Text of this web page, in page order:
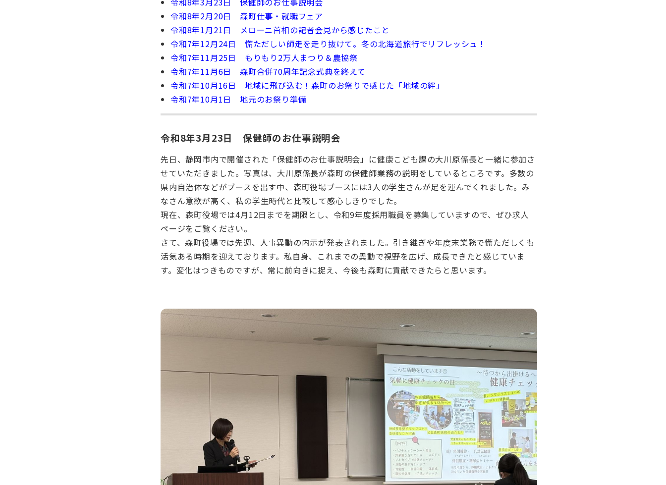
令和8年2月20日 森町仕事・就職フェア
令和8年1月21日 メローニ首相の記者会見から感じたこと
令和7年12月24日 慌ただしい師走を走り抜けて。冬の北海道旅行でリフレッシュ！
令和7年11月25日 もりもり2万人まつり＆農協祭
令和7年11月6日 森町合併70周年記念式典を終えて
令和7年10月16日 地域に飛び込む！森町のお祭りで感じた「地域の絆」
令和7年10月1日 地元のお祭り準備
令和8年3月23日 保健師のお仕事説明会
先日、静岡市内で開催された「保健師のお仕事説明会」に健康こども課の大川原係長と一緒に参加さ
せていただきました。写真は、大川原係長が森町の保健師業務の説明をしているところです。多数の
県内自治体などがブースを出す中、森町役場ブースには3人の学生さんが足を運んでくれました。み
なさん意欲が高く、私の学生時代と比較して感心しきりでした。
現在、森町役場では4月12日までを期限とし、令和9年度採用職員を募集していますので、ぜひ求人
ページをご覧ください。
さて、森町役場では先週、人事異動の内示が発表されました。引き継ぎや年度末業務で慌ただしくも
活気ある時期を迎えております。私自身、これまでの異動で視野を広げ、成長できたと感じていま
す。変化はつきものですが、常に前向きに捉え、今後も森町に貢献できたらと思います。